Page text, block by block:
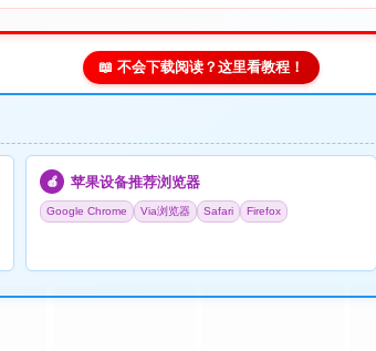
📖 不会下载阅读？这里看教程！
🍎 苹果设备推荐浏览器
Google Chrome Via浏览器 Safari Firefox